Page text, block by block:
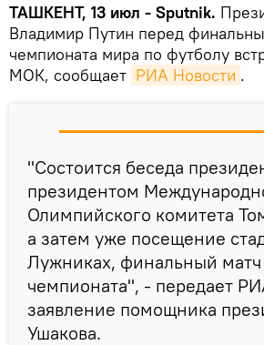
ТАШКЕНТ, 13 июл - Sputnik.
Владимир Путин перед
чемпионата мира по футболу
МОК, сообщает РИА Новости .
"Состоится беседа
президентом
Олимпийского комитета
а затем уже посещение
Лужниках, финальный матч
чемпионата", - передает
заявление помощника
Ушакова.